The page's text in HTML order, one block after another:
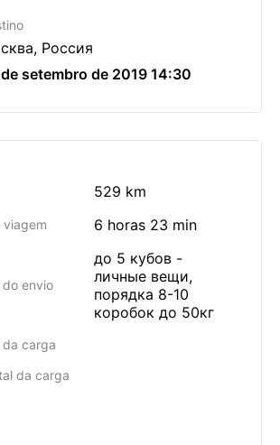
Россия
setembro de 2019 14:30
529 km
viagem 6 horas 23 min
do envio
до 5 кубов -
личные вещи,
порядка 8-10
коробок до 50кг
da carga
da carga